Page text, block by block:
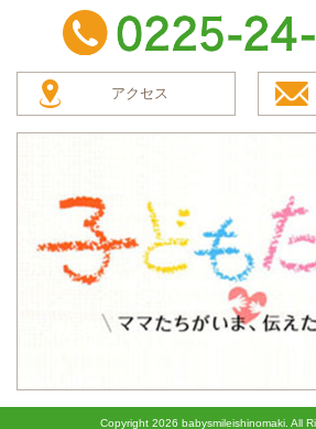
baby smile
TEL：0225-24-8304
アクセス
Copyright 2026 babysmileishinomaki. All